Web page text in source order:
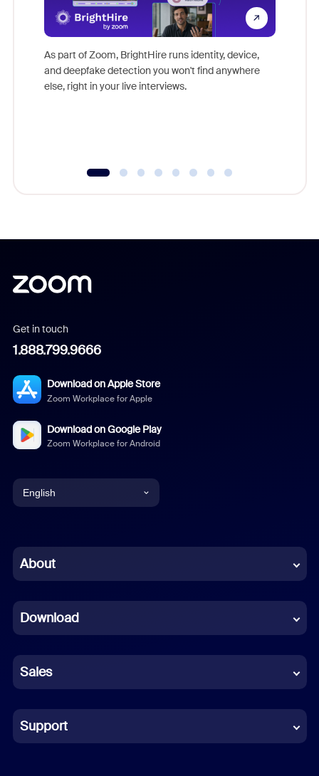
As part of Zoom, BrightHire runs identity, device,
and deepfake detection you won't find anywhere
else, right in your live interviews.
Get in touch
1.888.799.9666
Download on Apple Store
Zoom Workplace for Apple
Download on Google Play
Zoom Workplace for Android
English
Chinese (Simplified)
French
German
Indonesian
Italian
About
Download
Sales
Support